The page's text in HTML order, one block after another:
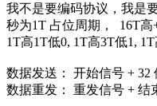
我不是要编码协议，我是
秒为1T 占位周期， 16T高
1T高1T低0, 1T高3T低1, 1T
数据发送： 开始信号 + 32
数据重发： 重发信号 + 结